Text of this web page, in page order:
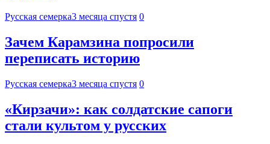
Русская семерка3 месяца спустя 0
Зачем Карамзина попросили
переписать историю
Русская семерка3 месяца спустя 0
«Кирзачи»: как солдатские сапоги
стали культом у русских